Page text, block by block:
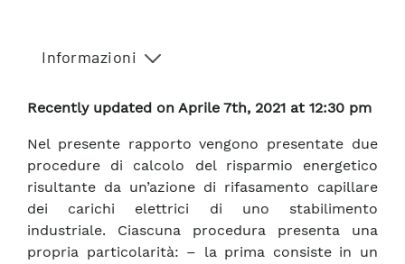
Informazioni
Recently updated on Aprile 7th, 2021 at 12:30 pm
Nel presente rapporto vengono presentate due
procedure di calcolo del risparmio energetico
risultante da un’azione di rifasamento capillare
dei carichi elettrici di uno stabilimento
industriale. Ciascuna procedura presenta una
propria particolarità: – la prima consiste in un